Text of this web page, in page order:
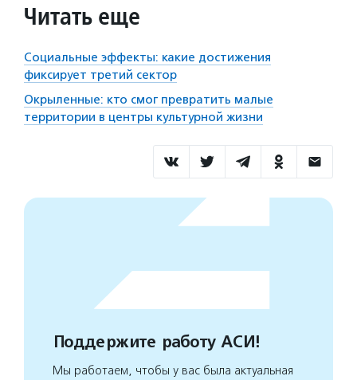
Читать еще
Социальные эффекты: какие достижения
фиксирует третий сектор
Окрыленные: кто смог превратить малые
территории в центры культурной жизни
Поддержите работу АСИ!
Мы работаем, чтобы у вас была актуальная